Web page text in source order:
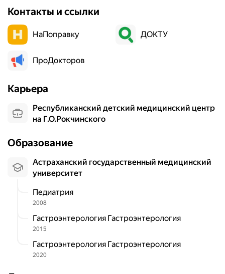
Контакты и ссылки
НаПоправку ДОКТУ
ПроДокторов
Карьера
Республиканский детский медицинский центр
на Г.О.Рокчинского
Образование
Астраханский государственный медицинский
университет
Педиатрия
2008
Гастроэнтерология Гастроэнтерология
2015
Гастроэнтерология Гастроэнтерология
2020